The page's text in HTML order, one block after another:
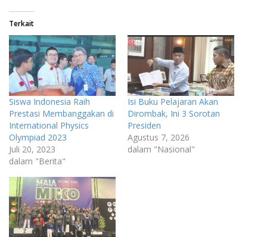
Terkait
Siswa Indonesia Raih
Prestasi Membanggakan di
International Physics
Olympiad 2023
Juli 20, 2023
dalam "Berita"
Isi Buku Pelajaran Akan
Dirombak, Ini 3 Sorotan
Presiden
Agustus 7, 2026
dalam "Nasional"